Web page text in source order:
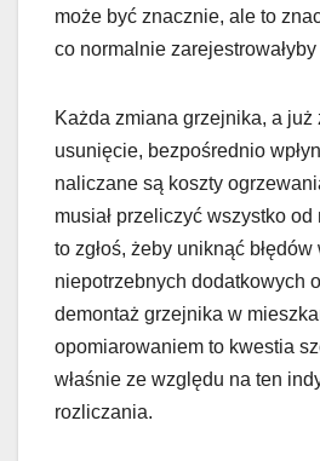
może być znacznie, ale to
co normalnie
Każda zmiana grzejnika, a już
usunięcie, bezpośrednio
naliczane są koszty
musiał przeliczyć wszystko
to zgłoś, żeby uniknąć
niepotrzebnych dodatkowych
demontaż grzejnika w
opomiarowaniem to kwestia
właśnie ze względu na ten
rozliczania.